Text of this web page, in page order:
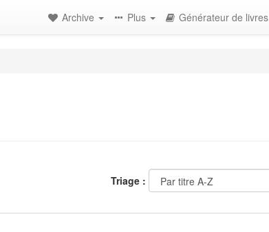
Archive Plus Générateur de livres
Triage :